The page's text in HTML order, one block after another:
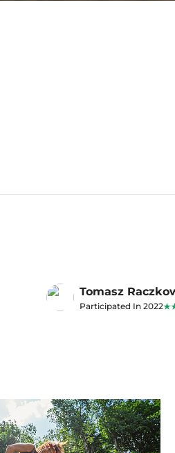
Tomasz
Participated In 2022